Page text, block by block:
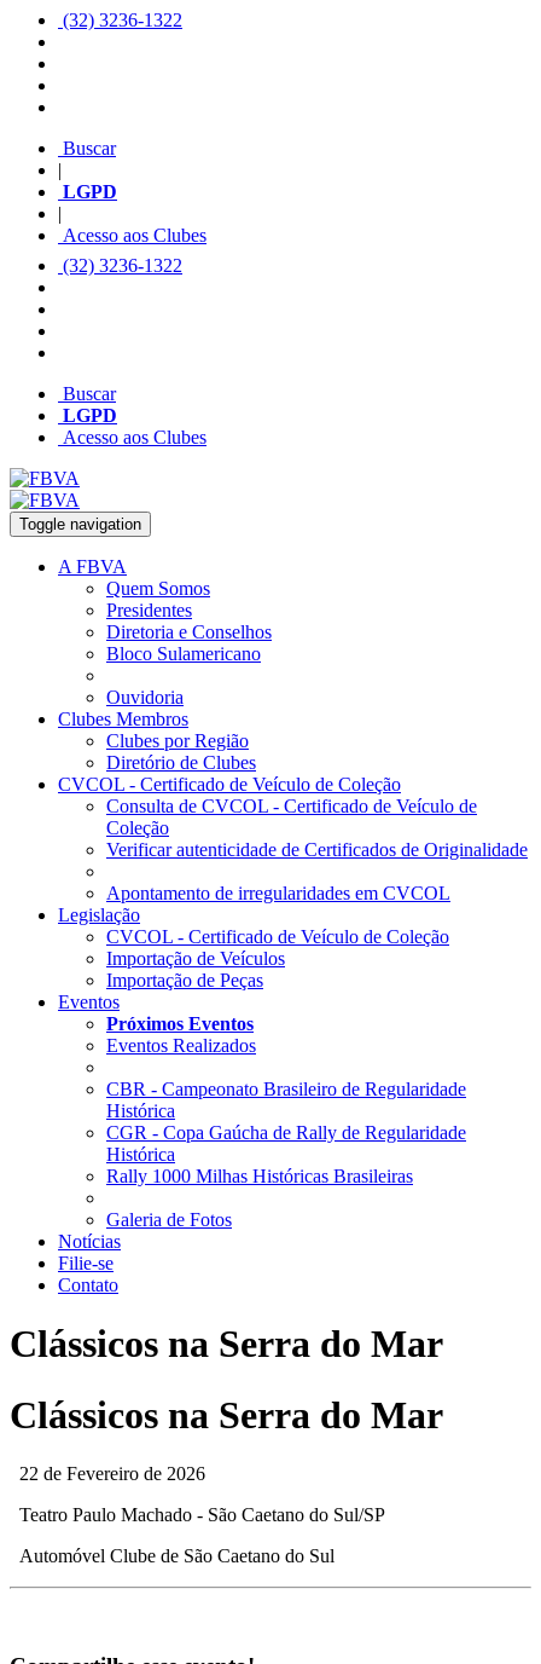
(32) 3236-1322
Buscar
|
LGPD
|
Acesso aos Clubes
(32) 3236-1322
Buscar
LGPD
Acesso aos Clubes
Toggle navigation
A FBVA
Quem Somos
Presidentes
Diretoria e Conselhos
Bloco Sulamericano
Ouvidoria
Clubes Membros
Clubes por Região
Diretório de Clubes
CVCOL - Certificado de Veículo de Coleção
Consulta de CVCOL - Certificado de Veículo de
Coleção
Verificar autenticidade de Certificados de Originalidade
Apontamento de irregularidades em CVCOL
Legislação
CVCOL - Certificado de Veículo de Coleção
Importação de Veículos
Importação de Peças
Eventos
Próximos Eventos
Eventos Realizados
CBR - Campeonato Brasileiro de Regularidade
Histórica
CGR - Copa Gaúcha de Rally de Regularidade
Histórica
Rally 1000 Milhas Históricas Brasileiras
Galeria de Fotos
Notícias
Filie-se
Contato
Clássicos na Serra do Mar
Clássicos na Serra do Mar
22 de Fevereiro de 2026
Teatro Paulo Machado - São Caetano do Sul/SP
Automóvel Clube de São Caetano do Sul